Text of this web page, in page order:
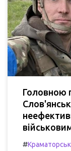
Головною
#Краматорськ